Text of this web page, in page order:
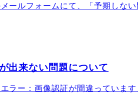
ールフォームにて、「予期しな
出来ない問題について
ラー：画像認証が間違っていま